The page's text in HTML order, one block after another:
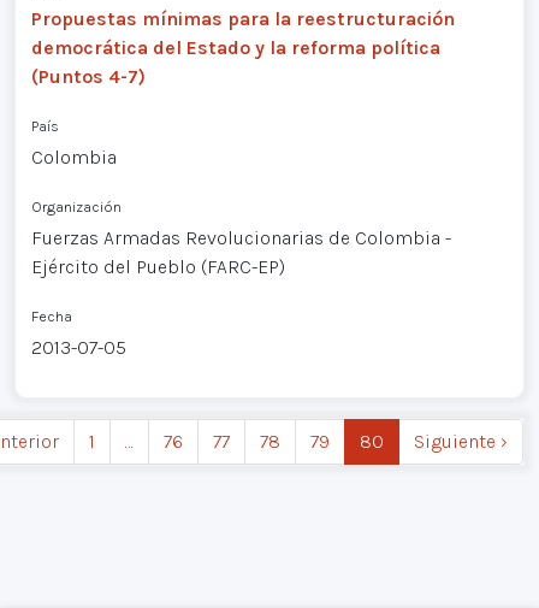
Propuestas mínimas para la reestructuración
democrática del Estado y la reforma política
(Puntos 4-7)
País
Colombia
Organización
Fuerzas Armadas Revolucionarias de Colombia -
Ejército del Pueblo (FARC-EP)
Fecha
2013-07-05
1 76 77 78 79 80 Siguiente ›